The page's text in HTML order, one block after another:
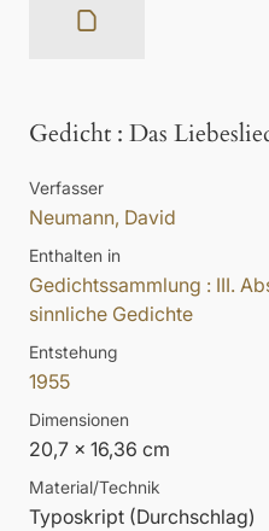
Gedicht : Das
Verfasser
Neumann, David
Enthalten in
Gedichtssammlung : III.
sinnliche Gedichte
Entstehung
1955
Dimensionen
20,7 x 16,36 cm
Material/Technik
Typoskript (Durchschlag)